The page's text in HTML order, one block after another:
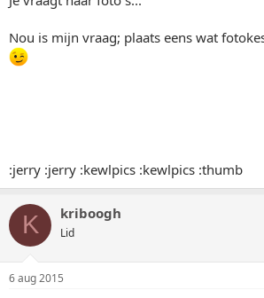
Nou is mijn vraag; plaats eens wat
:jerry :jerry :kewlpics :kewlpics :thumb
K kriboogh
Lid
6 aug 2015